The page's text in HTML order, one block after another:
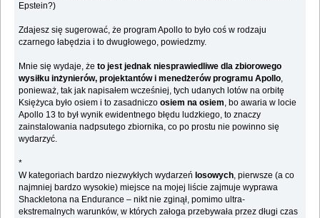
Epstein?)
Zdajesz się sugerować, że program Apollo to było coś w rodzaju
czarnego łabędzia i to dwugłowego, powiedzmy.
Mnie się wydaje, żeto jest jednak niesprawiedliwe dla zbiorowego
wysiłku inżynierów, projektantów i menedżerów programu Apollo,
ponieważ, tak jak napisałem wcześniej, tych udanych lotów na orbitę
Księżyca było osiem i to zasadniczoosiem na osiem, bo awaria w locie
Apollo 13 to był wynik ewidentnego błędu ludzkiego, to znaczy
zainstalowania nadpsutego zbiornika, co po prostu nie powinno się
wydarzyć.
*
W kategoriach bardzo niezwykłych wydarzeń losowych, pierwsze (a co
najmniej bardzo wysokie) miejsce na mojej liście zajmuje wyprawa
Shackletona na Endurance – nikt nie zginął, pomimo ultra-
ekstremalnych warunków, w których załoga przebywała przez długi czas